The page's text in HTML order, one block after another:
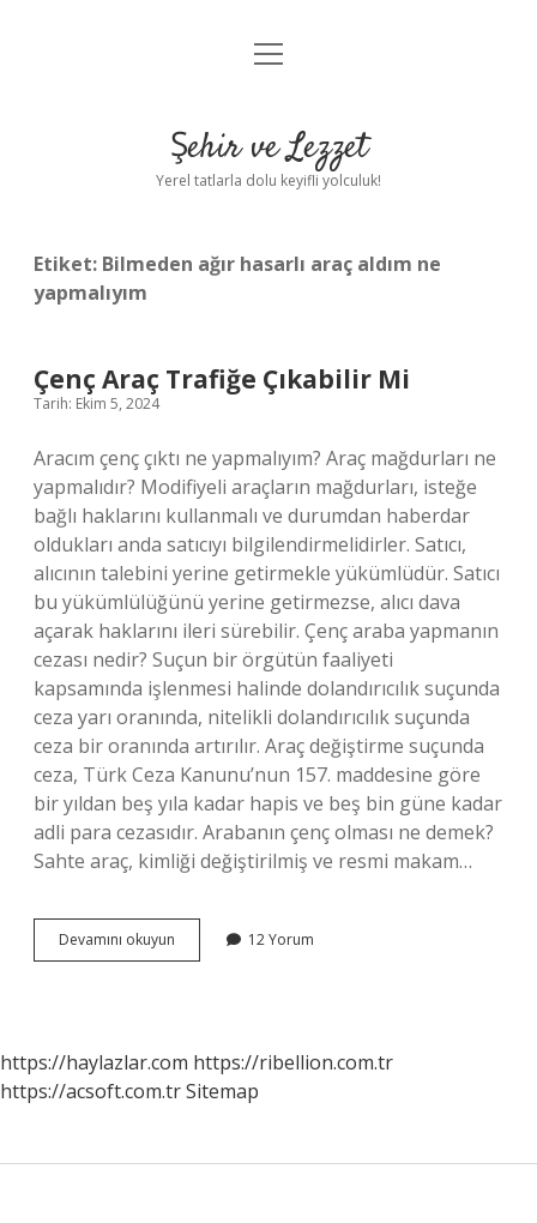
Anasayfa
Yasal Uyarı
menüyü
Şehir ve Lezzet
Yerel tatlarla dolu keyifli yolculuk!
Etiket: Bilmeden ağır hasarlı araç aldım ne
yapmalıyım
Çenç Araç Trafiğe Çıkabilir Mi
Tarih: Ekim 5, 2024
Aracım çenç çıktı ne yapmalıyım? Araç mağdurları ne
yapmalıdır? Modifiyeli araçların mağdurları, isteğe
bağlı haklarını kullanmalı ve durumdan haberdar
oldukları anda satıcıyı bilgilendirmelidirler. Satıcı,
alıcının talebini yerine getirmekle yükümlüdür. Satıcı
bu yükümlülüğünü yerine getirmezse, alıcı dava
açarak haklarını ileri sürebilir. Çenç araba yapmanın
cezası nedir? Suçun bir örgütün faaliyeti
kapsamında işlenmesi halinde dolandırıcılık suçunda
ceza yarı oranında, nitelikli dolandırıcılık suçunda
ceza bir oranında artırılır. Araç değiştirme suçunda
ceza, Türk Ceza Kanunu’nun 157. maddesine göre
bir yıldan beş yıla kadar hapis ve beş bin güne kadar
adli para cezasıdır. Arabanın çenç olması ne demek?
Sahte araç, kimliği değiştirilmiş ve resmi makam…
Devamını okuyun
Araç
12 Yorum
https://haylazlar.com https://ribellion.com.tr
https://acsoft.com.trSitemap